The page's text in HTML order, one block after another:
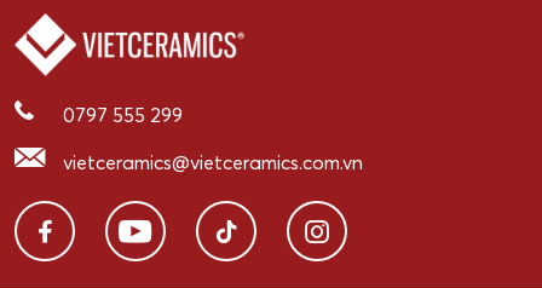
0797 555 299
vietceramics@vietceramics.com.vn